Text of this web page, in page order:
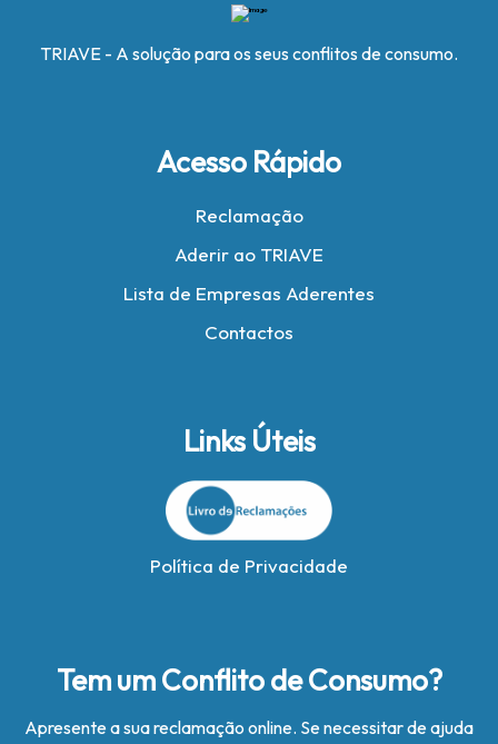
TRIAVE - A solução para os seus conflitos de consumo.
Acesso Rápido
Reclamação
Aderir ao TRIAVE
Lista de Empresas Aderentes
Contactos
Links Úteis
Política de Privacidade
Tem um Conflito de Consumo?
Apresente a sua reclamação online. Se necessitar de ajuda